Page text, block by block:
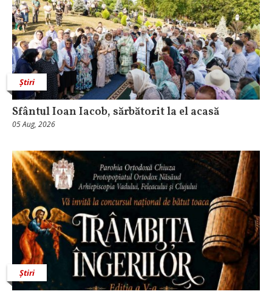
Știri
Sfântul Ioan Iacob, sărbătorit la el acasă
05 Aug, 2026
Știri